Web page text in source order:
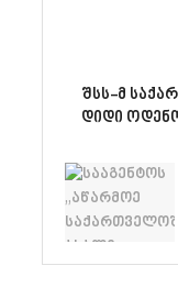
შსს-მ
დიდი